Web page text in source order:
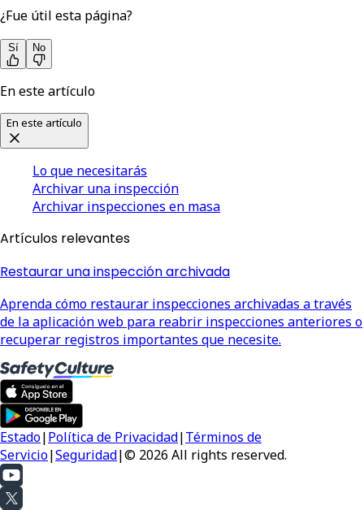
¿Fue útil esta página?
Sí No
En este artículo
En este artículo
Lo que necesitarás
Archivar una inspección
Archivar inspecciones en masa
Artículos relevantes
Restaurar una inspección archivada
Aprenda cómo restaurar inspecciones archivadas a través
de la aplicación web para reabrir inspecciones anteriores o
recuperar registros importantes que necesite.
Estado|Política de Privacidad|Términos de
Servicio|Seguridad|© 2026 All rights reserved.